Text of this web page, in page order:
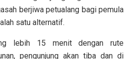
berjiwa petualang bagi pemula
satu alternatif.
lebih 15 menit dengan rute
pengunjung akan tiba dan di